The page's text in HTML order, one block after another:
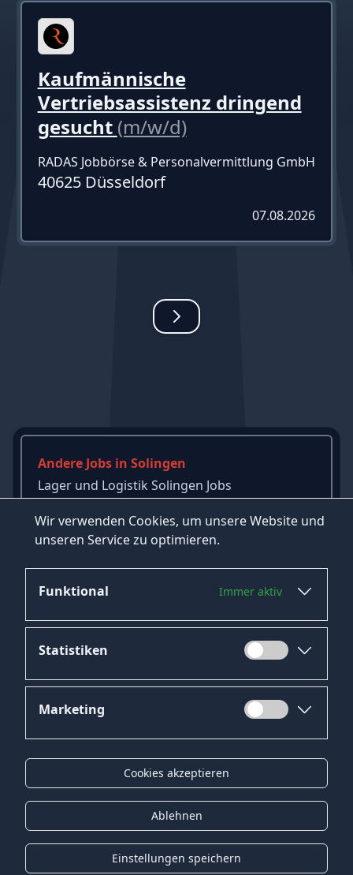
Wir verwenden Cookies, um unsere Website und
unseren Service zu optimieren.
Funktional Immer aktiv
Statistiken
Marketing
Cookies akzeptieren
Ablehnen
Einstellungen speichern
Kaufmännische
Vertriebsassistenz dringend
gesucht (m/w/d)
RADAS Jobbörse & Personalvermittlung GmbH
40625 Düsseldorf
07.08.2026
Andere Jobs in Solingen
Lager und Logistik Solingen Jobs
Verwaltung Solingen Jobs
Mehr Jobs in Solingen ansehen
Datenschutz
Impressum
Kontakt
Gender-Hinweis
© 2026 Onyx Consulting GmbH